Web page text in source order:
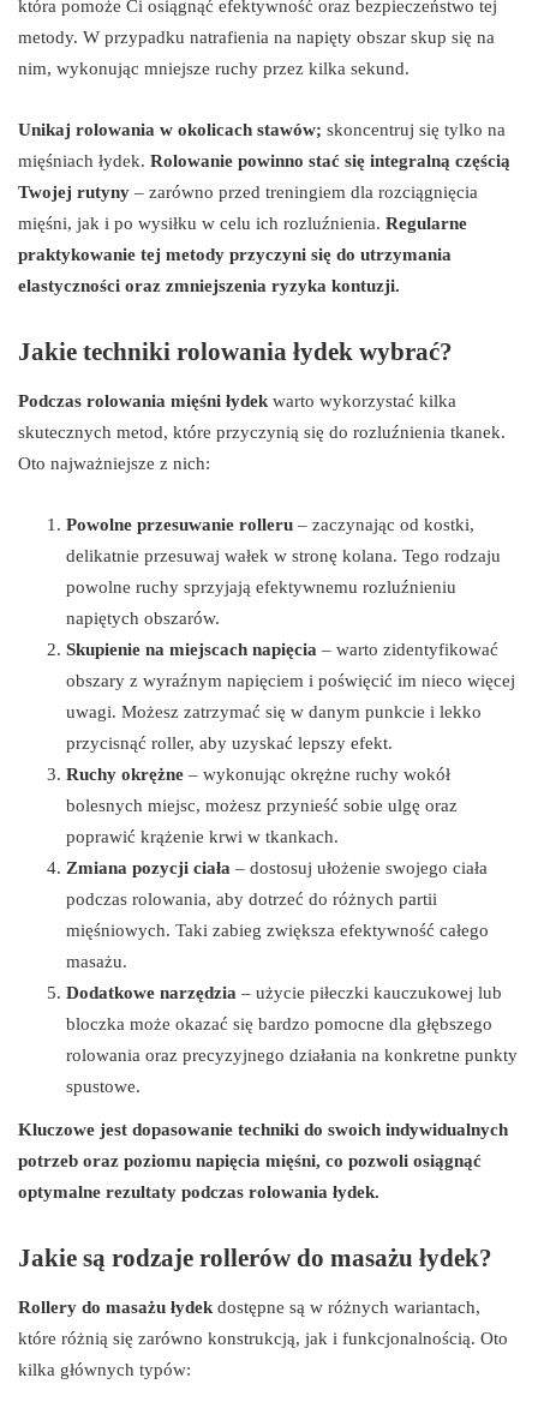
która pomoże Ci osiągnąć efektywność oraz bezpieczeństwo tej
metody. W przypadku natrafienia na napięty obszar skup się na
nim, wykonując mniejsze ruchy przez kilka sekund.
Unikaj rolowania w okolicach stawów; skoncentruj się tylko na
mięśniach łydek. Rolowanie powinno stać się integralną częścią
Twojej rutyny – zarówno przed treningiem dla rozciągnięcia
mięśni, jak i po wysiłku w celu ich rozluźnienia. Regularne
praktykowanie tej metody przyczyni się do utrzymania
elastyczności oraz zmniejszenia ryzyka kontuzji.
Jakie techniki rolowania łydek wybrać?
Podczas rolowania mięśni łydek warto wykorzystać kilka
skutecznych metod, które przyczynią się do rozluźnienia tkanek.
Oto najważniejsze z nich:
Powolne przesuwanie rolleru – zaczynając od kostki,
delikatnie przesuwaj wałek w stronę kolana. Tego rodzaju
powolne ruchy sprzyjają efektywnemu rozluźnieniu
napiętych obszarów.
Skupienie na miejscach napięcia – warto zidentyfikować
obszary z wyraźnym napięciem i poświęcić im nieco więcej
uwagi. Możesz zatrzymać się w danym punkcie i lekko
przycisnąć roller, aby uzyskać lepszy efekt.
Ruchy okrężne – wykonując okrężne ruchy wokół
bolesnych miejsc, możesz przynieść sobie ulgę oraz
poprawić krążenie krwi w tkankach.
Zmiana pozycji ciała – dostosuj ułożenie swojego ciała
podczas rolowania, aby dotrzeć do różnych partii
mięśniowych. Taki zabieg zwiększa efektywność całego
masażu.
Dodatkowe narzędzia – użycie piłeczki kauczukowej lub
bloczka może okazać się bardzo pomocne dla głębszego
rolowania oraz precyzyjnego działania na konkretne punkty
spustowe.
Kluczowe jest dopasowanie techniki do swoich indywidualnych
potrzeb oraz poziomu napięcia mięśni, co pozwoli osiągnąć
optymalne rezultaty podczas rolowania łydek.
Jakie są rodzaje rollerów do masażu łydek?
Rollery do masażu łydek dostępne są w różnych wariantach,
które różnią się zarówno konstrukcją, jak i funkcjonalnością. Oto
kilka głównych typów: